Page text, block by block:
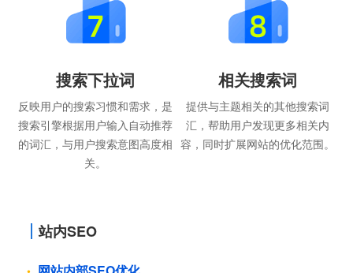
搜索下拉词
反映用户的搜索习惯和需求，是
搜索引擎根据用户输入自动推荐
的词汇，与用户搜索意图高度相
关。
相关搜索词
提供与主题相关的其他搜索词
汇，帮助用户发现更多相关内
容，同时扩展网站的优化范围。
站内SEO